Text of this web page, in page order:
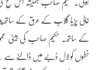
ہوتی۔ حکیم صاحب ہمیشہ اس نفخ
خالی پڑیا گلاب کے عرق کے ساتھ
کے ساتھ۔ حکیم صاحب کی بیٹی
خطوں کو لال ڈبے میں ڈالنے سے